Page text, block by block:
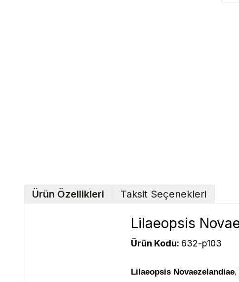
Ürün Özellikleri Taksit Seçenekleri
Lilaeopsis
Ürün Kodu: 632-p103
Lilaeopsis Novaezelandiae,